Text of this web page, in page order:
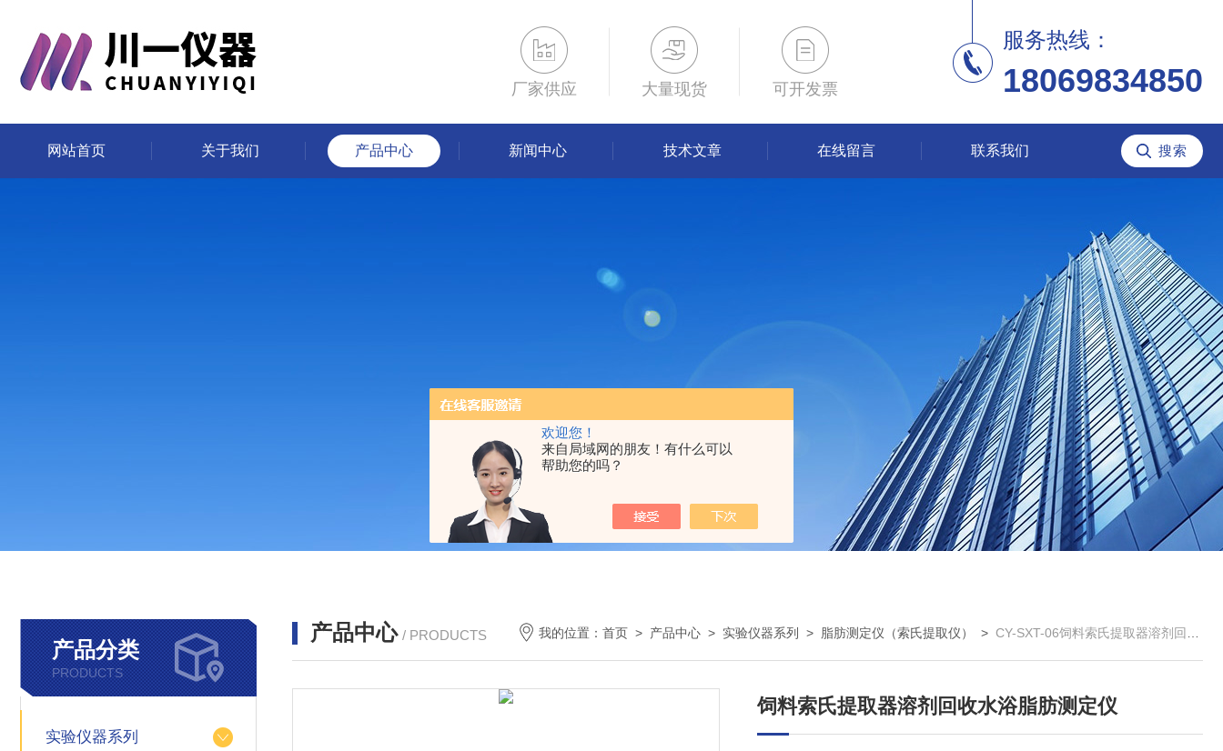
欢迎您！
来自局域网的朋友！有什么可以
帮助您的吗？
厂家供应 大量现货 可开发票
服务热线：
18069834850
网站首页 关于我们 产品中心 新闻中心 技术文章 在线留言 联系我们
产品分类
PRODUCTS
实验仪器系列
产品中心 / PRODUCTS 我的位置：首页 > 产品中心 > 实验仪器系列 > 脂肪测定仪（索氏提取仪） >CY-SXT-06饲料索氏提取器溶剂回收水浴脂肪测定仪
饲料索氏提取器溶剂回收水浴脂肪测定仪